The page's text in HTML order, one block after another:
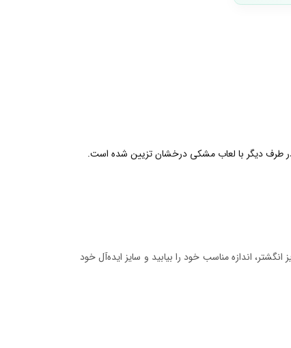
در طرف دیگر با لعاب مشکی درخشان تزیین شده است.
اندازه مناسب خود را بیابید و سایز ایده‌آل خود